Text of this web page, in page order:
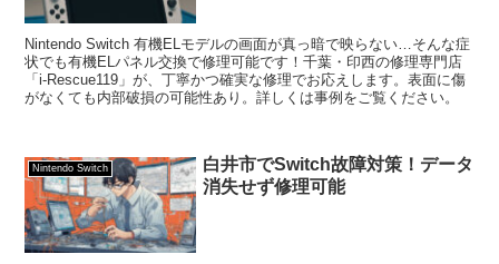
Nintendo Switch 有機ELモデルの画面が真っ暗で映らない…そんな症
状でも有機ELパネル交換で修理可能です！千葉・印西の修理専門店
「i-Rescue119」が、丁寧かつ確実な修理でお応えします。表面に傷
がなくても内部破損の可能性あり。詳しくは事例をご覧ください。
Nintendo Switch
白井市でSwitch故障対策！データ
消失せず修理可能